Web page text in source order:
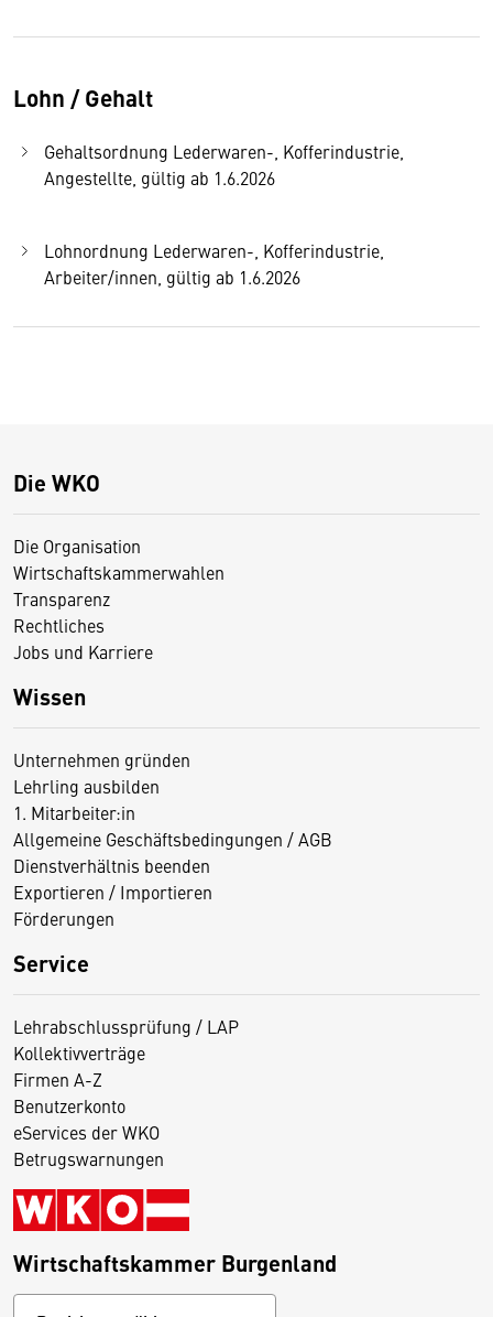
Lohn / Gehalt
Gehaltsordnung Lederwaren-, Kofferindustrie,
Angestellte, gültig ab 1.6.2026
Lohnordnung Lederwaren-, Kofferindustrie,
Arbeiter/innen, gültig ab 1.6.2026
Die WKO
Die Organisation
Wirtschaftskammerwahlen
Transparenz
Rechtliches
Jobs und Karriere
Wissen
Unternehmen gründen
Lehrling ausbilden
1. Mitarbeiter:in
Allgemeine Geschäftsbedingungen / AGB
Dienstverhältnis beenden
Exportieren / Importieren
Förderungen
Service
Lehrabschlussprüfung / LAP
Kollektivverträge
Firmen A-Z
Benutzerkonto
eServices der WKO
Betrugswarnungen
Wirtschaftskammer Burgenland